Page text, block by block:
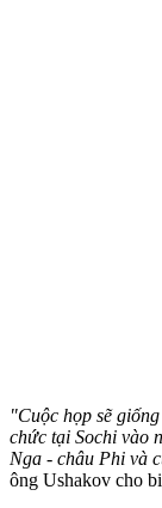
"Cuộc họp sẽ
chức tại Sochi vào
Nga - châu Phi và
ông Ushakov cho